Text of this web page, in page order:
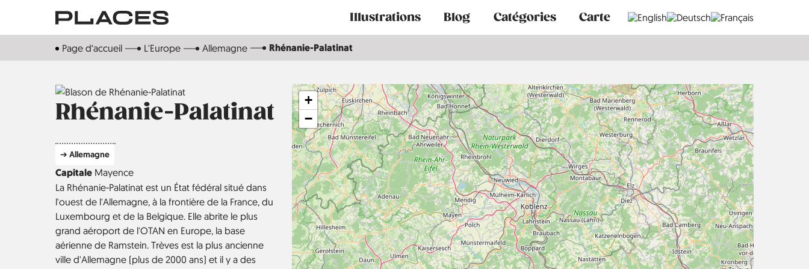
contenu
Main
navigation
Illustrations Blog Catégories Carte
Page d‘accueil L'Europe Allemagne Rhénanie-Palatinat
Rhénanie-Palatinat
➔ Allemagne
Capitale Mayence
La Rhénanie-Palatinat est un État fédéral situé dans
l'ouest de l'Allemagne, à la frontière de la France, du
Luxembourg et de la Belgique. Elle abrite le plus
grand aéroport de l'OTAN en Europe, la base
aérienne de Ramstein. Trèves est la plus ancienne
ville d'Allemagne (plus de 2000 ans) et il y a des
+
−